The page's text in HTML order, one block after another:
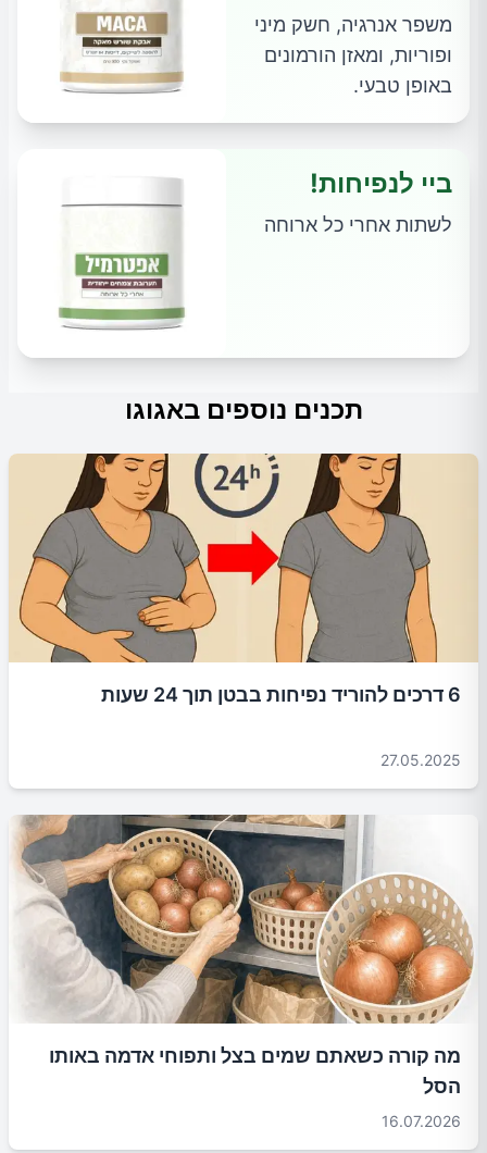
משפר אנרגיה, חשק מיני
ופוריות, ומאזן הורמונים
באופן טבעי.
ביי לנפיחות!
לשתות אחרי כל ארוחה
תכנים נוספים באגוגו
6 דרכים להוריד נפיחות בבטן תוך 24 שעות
27.05.2025
מה קורה כשאתם שמים בצל ותפוחי אדמה באותו
הסל
16.07.2026